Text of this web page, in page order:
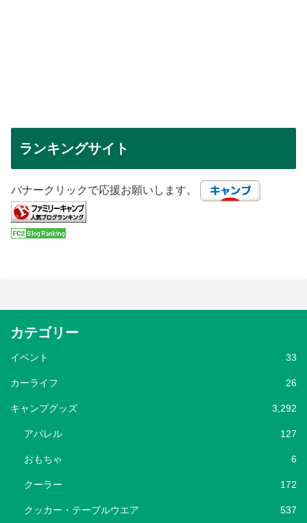
ランキングサイト
バナークリックで応援お願いします。
カテゴリー
イベント 33
カーライフ 26
キャンプグッズ 3,292
アパレル 127
おもちゃ 6
クーラー 172
クッカー・テーブルウエア 537